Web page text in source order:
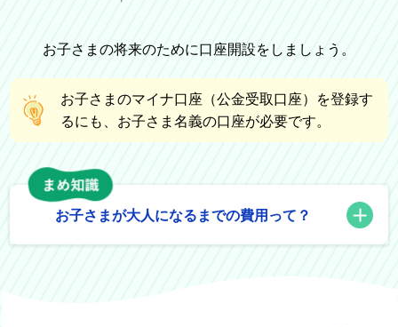
お子さまの将来のために口座開設をしましょう。
お子さまのマイナ口座（公金受取口座）を登録す
るにも、お子さま名義の口座が必要です。
お子さまが大人になるまでの費用って？